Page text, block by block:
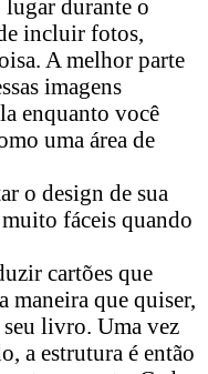
lugar durante o
incluir fotos,
A melhor parte
imagens
enquanto você
uma área de
o design de sua
fáceis quando
cartões que
maneira que quiser,
livro. Uma vez
a estrutura é então